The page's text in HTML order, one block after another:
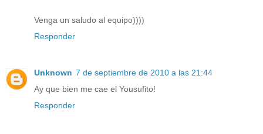
Venga un saludo al equipo))))
Responder
Unknown 7 de septiembre de 2010 a las 21:44
Ay que bien me cae el Yousufito!
Responder